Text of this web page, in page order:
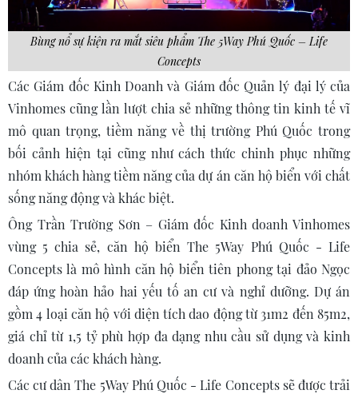
Bùng nổ sự kiện ra mắt siêu phẩm The 5Way Phú Quốc – Life
Concepts
Các Giám đốc Kinh Doanh và Giám đốc Quản lý đại lý của
Vinhomes cũng lần lượt chia sẻ những thông tin kinh tế vĩ
mô quan trọng, tiềm năng về thị trường Phú Quốc trong
bối cảnh hiện tại cũng như cách thức chinh phục những
nhóm khách hàng tiềm năng của dự án căn hộ biển với chất
sống năng động và khác biệt.
Ông Trần Trường Sơn – Giám đốc Kinh doanh Vinhomes
vùng 5 chia sẻ, căn hộ biển The 5Way Phú Quốc - Life
Concepts là mô hình căn hộ biển tiên phong tại đảo Ngọc
đáp ứng hoàn hảo hai yếu tố an cư và nghỉ dưỡng. Dự án
gồm 4 loại căn hộ với diện tích dao động từ 31m2 đến 85m2,
giá chỉ từ 1,5 tỷ phù hợp đa dạng nhu cầu sử dụng và kinh
doanh của các khách hàng.
Các cư dân The 5Way Phú Quốc - Life Concepts sẽ được trải